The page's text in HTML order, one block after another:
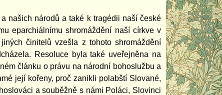
našich národů a také k tragédii naší české
eparchiálnímu shromáždění naší církve v
činitelů vzešla z tohoto shromáždění
Resoluce byla také uveřejněna na
článku o právu na národní bohoslužbu a
její kořeny, proč zanikli polabští Slované,
a souběžně s námi Poláci, Slovinci